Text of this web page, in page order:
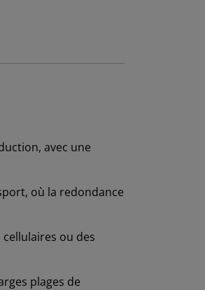
avec une
où la redondance
ou des
plages de